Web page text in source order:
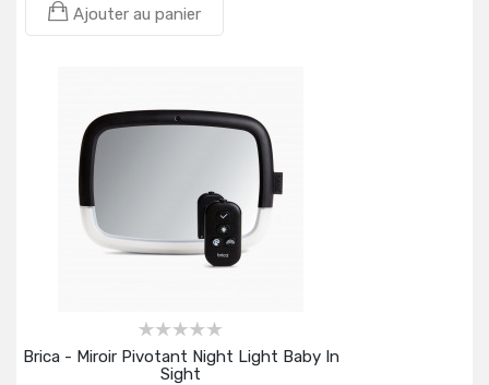
Ajouter au panier
Brica - Miroir Pivotant Night Light Baby In
Sight